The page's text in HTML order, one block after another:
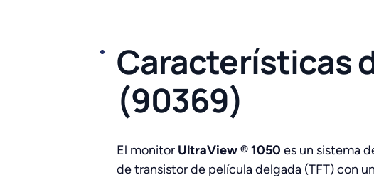
Características
(90369)
El monitor UltraView ® 1050 es un sistema
de transistor de película delgada (TFT) con